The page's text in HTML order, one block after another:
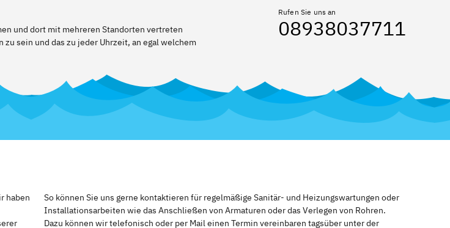
und dort mit mehreren Standorten vertreten
sein und das zu jeder Uhrzeit, an egal welchem
Rufen Sie uns an
08938037711
haben
So können Sie uns gerne kontaktieren für regelmäßige Sanitär- und Heizungswartungen oder
Installationsarbeiten wie das Anschließen von Armaturen oder das Verlegen von Rohren.
Dazu können wir telefonisch oder per Mail einen Termin vereinbaren tagsüber unter der